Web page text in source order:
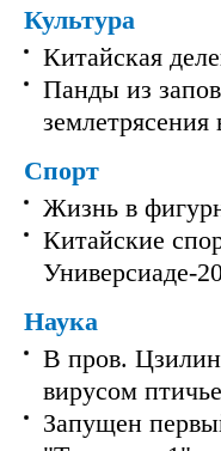
Культура
Китайская
Панды из
Спорт
Жизнь в
Китайские
Универсиаде-
Наука
В пров.
вирусом
Запущен